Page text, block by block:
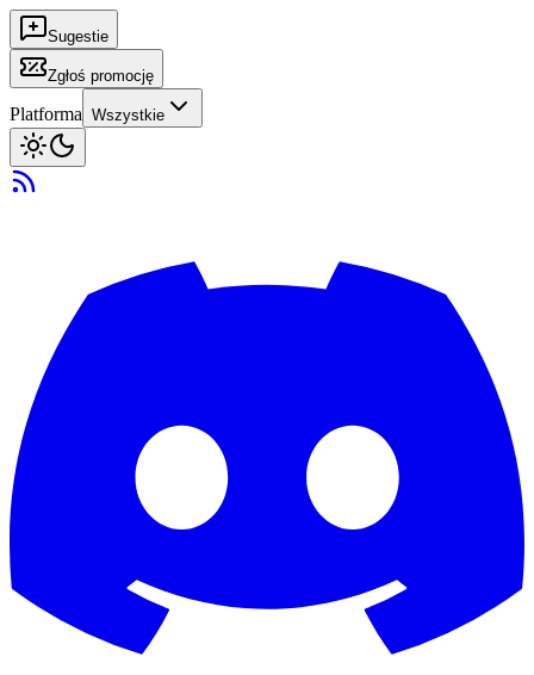
Sugestie
Zgłoś promocję
Platforma Wszystkie